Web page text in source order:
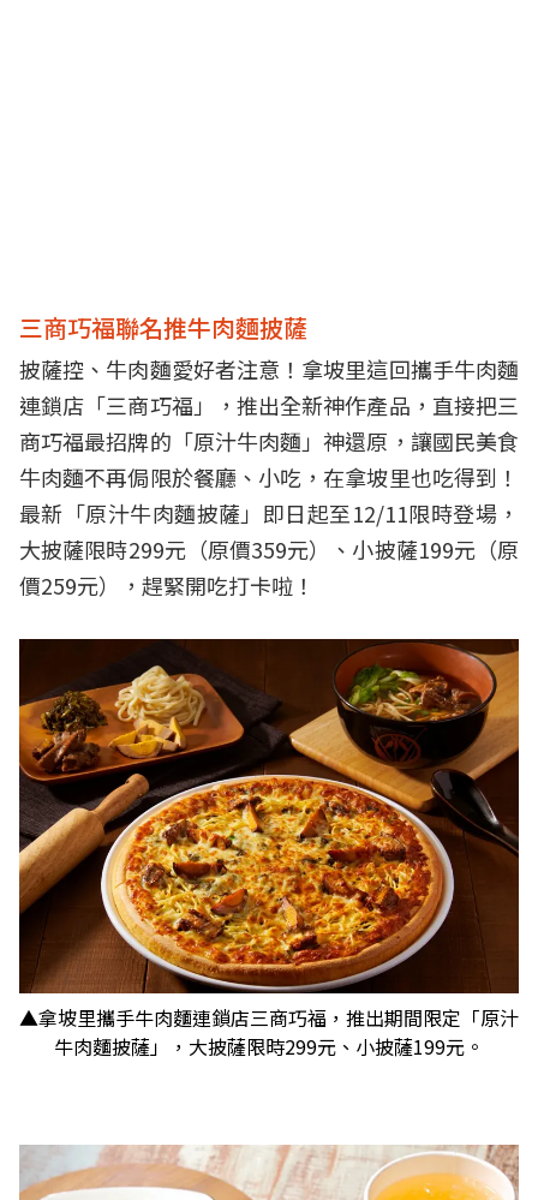
三商巧福聯名推牛肉麵披薩
披薩控、牛肉麵愛好者注意！拿坡里這回攜手牛肉麵
連鎖店「三商巧福」，推出全新神作產品，直接把三
商巧福最招牌的「原汁牛肉麵」神還原，讓國民美食
牛肉麵不再侷限於餐廳、小吃，在拿坡里也吃得到！
最新「原汁牛肉麵披薩」即日起至12/11限時登場，
大披薩限時299元（原價359元）、小披薩199元（原
價259元），趕緊開吃打卡啦！
▲拿坡里攜手牛肉麵連鎖店三商巧福，推出期間限定「原汁
牛肉麵披薩」，大披薩限時299元、小披薩199元。